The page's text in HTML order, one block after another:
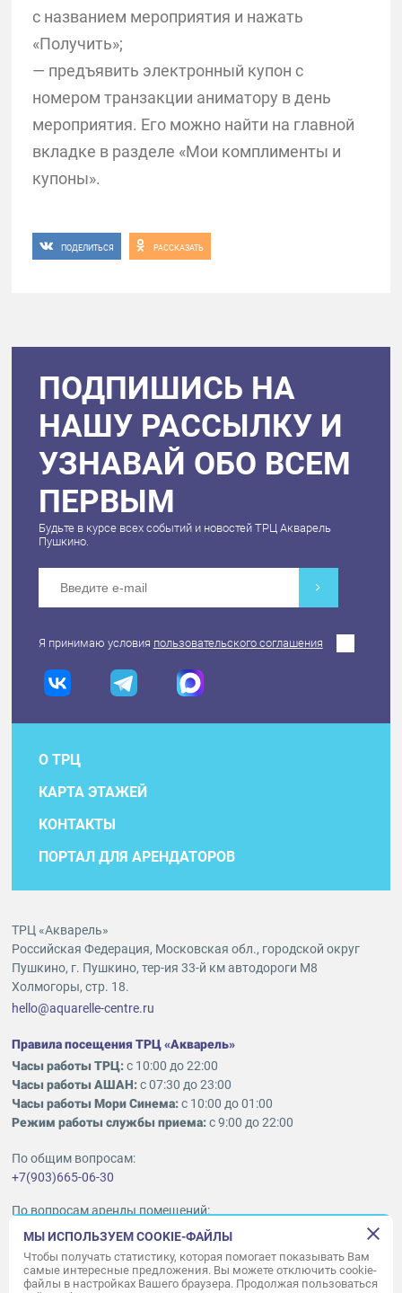
с названием мероприятия и нажать
«Получить»;
— предъявить электронный купон с
номером транзакции аниматору в день
мероприятия. Его можно найти на главной
вкладке в разделе «Мои комплименты и
купоны».
ПОДЕЛИТЬСЯ РАССКАЗАТЬ
ПОДПИШИСЬ НА
НАШУ РАССЫЛКУ И
УЗНАВАЙ ОБО ВСЕМ
ПЕРВЫМ
Будьте в курсе всех событий и новостей ТРЦ Акварель
Пушкино.
Я принимаю условия пользовательского соглашения
О ТРЦ
КАРТА ЭТАЖЕЙ
КОНТАКТЫ
ПОРТАЛ ДЛЯ АРЕНДАТОРОВ
ТРЦ «Акварель»
Российская Федерация, Московская обл., городской округ
Пушкино, г. Пушкино, тер-ия 33-й км автодороги М8
Холмогоры, стр. 18.
hello@aquarelle-centre.ru
Правила посещения ТРЦ «Акварель»
Часы работы ТРЦ:с 10:00 до 22:00
Часы работы АШАН:с 07:30 до 23:00
Часы работы Мори Синема:с 10:00 до 01:00
Режим работы службы приема:с 9:00 до 22:00
По общим вопросам:
+7(903)665-06-30
По вопросам аренды помещений:
ukleykina@nhood.com
+7(903)665-98-78
МЫ ИСПОЛЬЗУЕМ COOKIE-ФАЙЛЫ
Чтобы получать статистику, которая помогает показывать Вам
самые интересные предложения. Вы можете отключить cookie-
файлы в настройках Вашего браузера. Продолжая пользоваться